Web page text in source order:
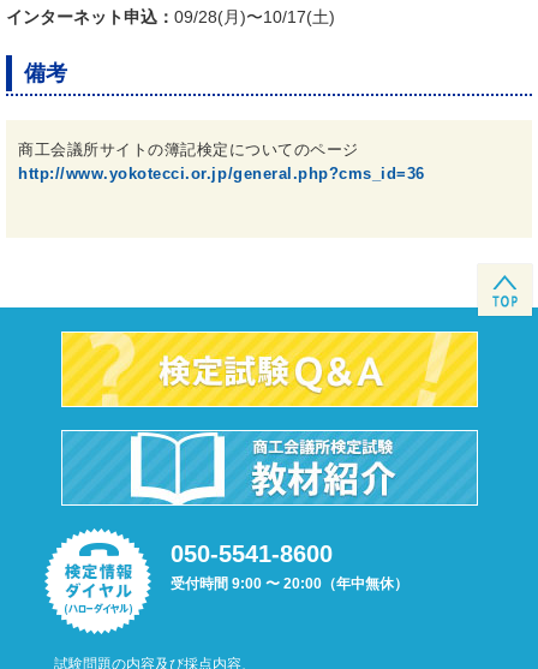
インターネット申込： 09/28(月)〜10/17(土)
備考
商工会議所サイトの簿記検定についてのページ
http://www.yokotecci.or.jp/general.php?cms_id=36
050-5541-8600
受付時間 9:00 〜 20:00（年中無休）
試験問題の内容及び採点内容、